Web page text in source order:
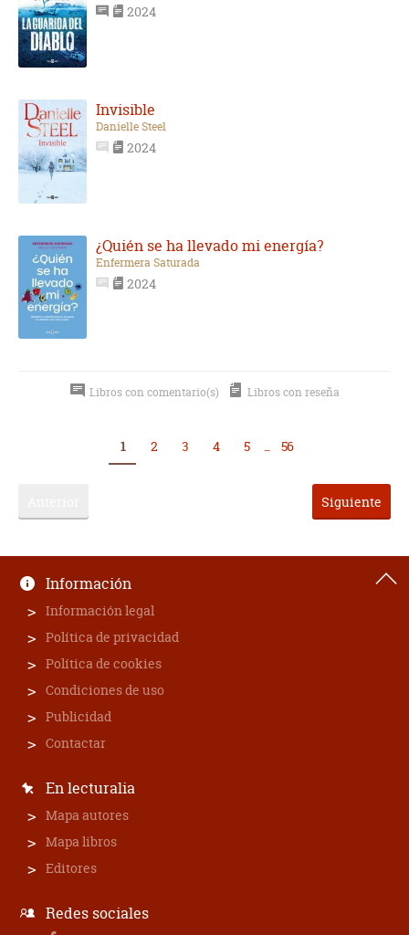
2024
Invisible
Danielle Steel
2024
¿Quién se ha llevado mi energía?
Enfermera Saturada
2024
Libros con comentario(s) Libros con reseña
1 2 3 4 5 ... 56
Siguiente
Información
Información legal
Política de privacidad
Política de cookies
Condiciones de uso
Publicidad
Contactar
En lecturalia
Mapa autores
Mapa libros
Editores
Redes sociales